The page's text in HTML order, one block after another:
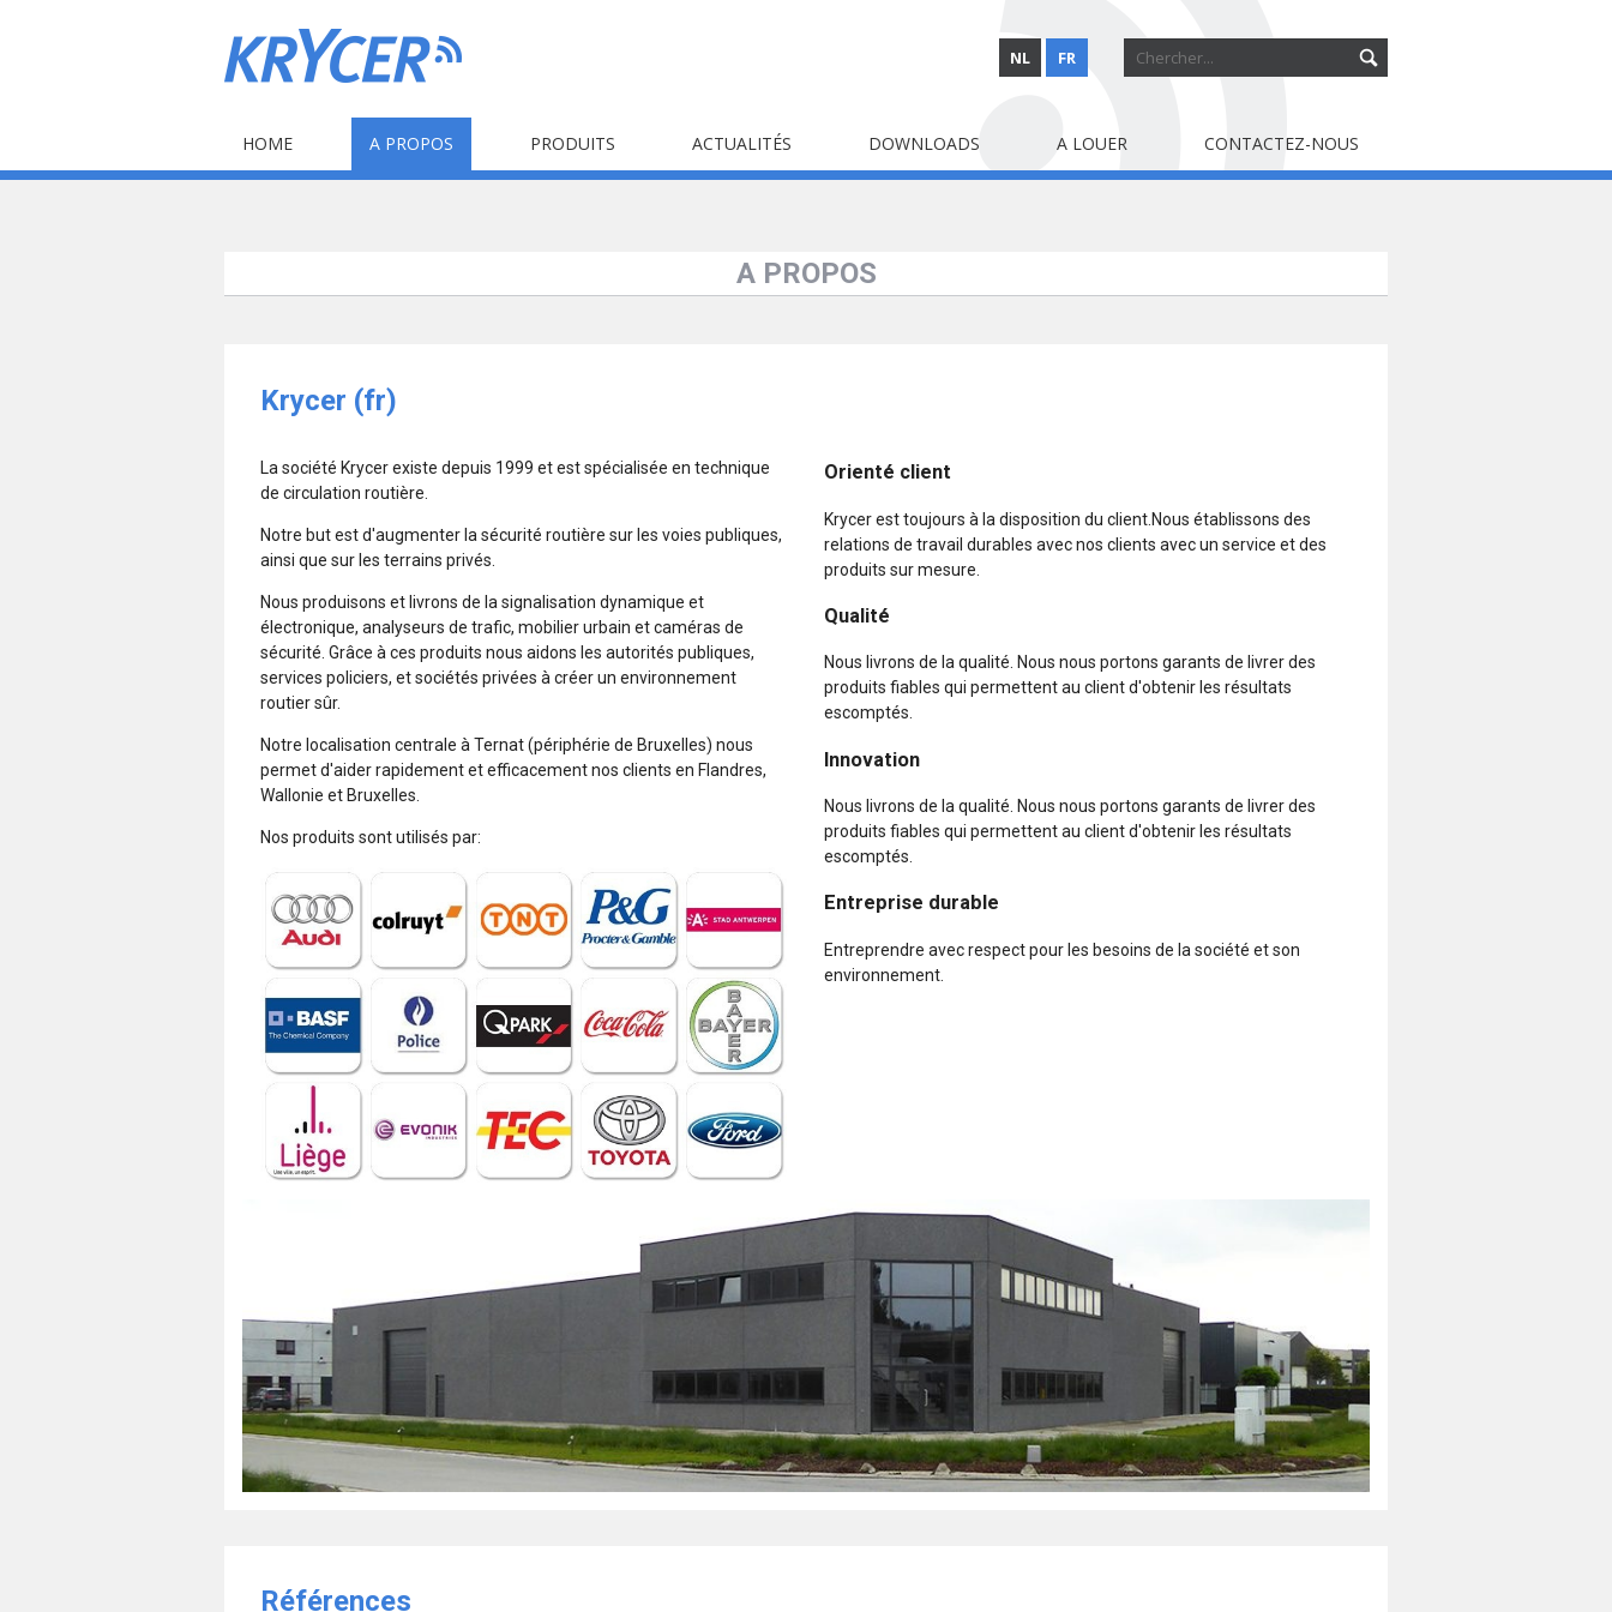
FR
NL
HOME A PROPOS PRODUITS ACTUALITÉS DOWNLOADS A LOUER CONTACTEZ-NOUS
A PROPOS
Krycer (fr)
La société Krycer existe depuis 1999 et est spécialisée en technique
de circulation routière.
Notre but est d'augmenter la sécurité routière sur les voies publiques,
ainsi que sur les terrains privés.
Nous produisons et livrons de la signalisation dynamique et
électronique, analyseurs de trafic, mobilier urbain et caméras de
sécurité. Grâce à ces produits nous aidons les autorités publiques,
services policiers, et sociétés privées à créer un environnement
routier sûr.
Notre localisation centrale à Ternat (périphérie de Bruxelles) nous
permet d'aider rapidement et efficacement nos clients en Flandres,
Wallonie et Bruxelles.
Nos produits sont utilisés par:
Orienté client
Krycer est toujours à la disposition du client.Nous établissons des
relations de travail durables avec nos clients avec un service et des
produits sur mesure.
Qualité
Nous livrons de la qualité. Nous nous portons garants de livrer des
produits fiables qui permettent au client d'obtenir les résultats
escomptés.
Innovation
Nous livrons de la qualité. Nous nous portons garants de livrer des
produits fiables qui permettent au client d'obtenir les résultats
escomptés.
Entreprise durable
Entreprendre avec respect pour les besoins de la société et son
environnement.
Références